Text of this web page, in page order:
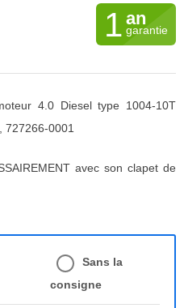
1 an
garantie
4.0 Diesel type 1004-10T
727266-0001
avec son clapet de
Sans la
consigne